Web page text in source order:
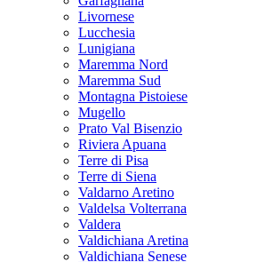
Livornese
Lucchesia
Lunigiana
Maremma Nord
Maremma Sud
Montagna Pistoiese
Mugello
Prato Val Bisenzio
Riviera Apuana
Terre di Pisa
Terre di Siena
Valdarno Aretino
Valdelsa Volterrana
Valdera
Valdichiana Aretina
Valdichiana Senese